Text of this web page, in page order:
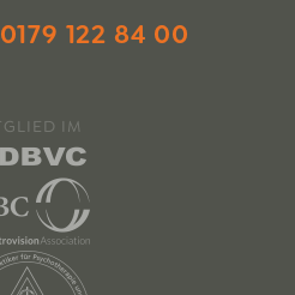
122 84 00
IM